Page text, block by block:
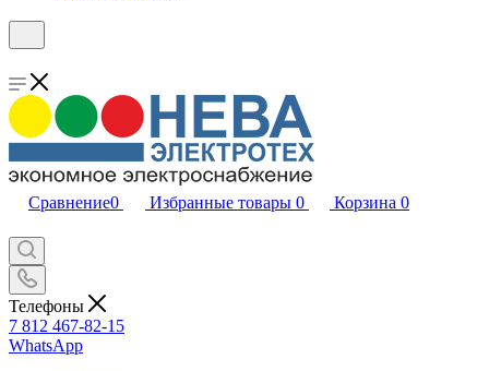
Сравнение0 Избранные товары 0 Корзина 0
Телефоны
7 812 467-82-15
WhatsApp